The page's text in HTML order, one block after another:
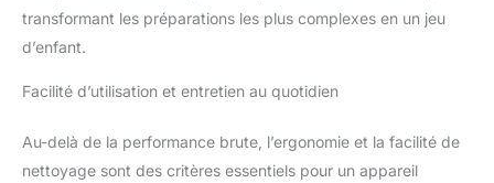
transformant les préparations les plus complexes en un jeu
d’enfant.
Facilité d’utilisation et entretien au quotidien
Au-delà de la performance brute, l’ergonomie et la facilité de
nettoyage sont des critères essentiels pour un appareil